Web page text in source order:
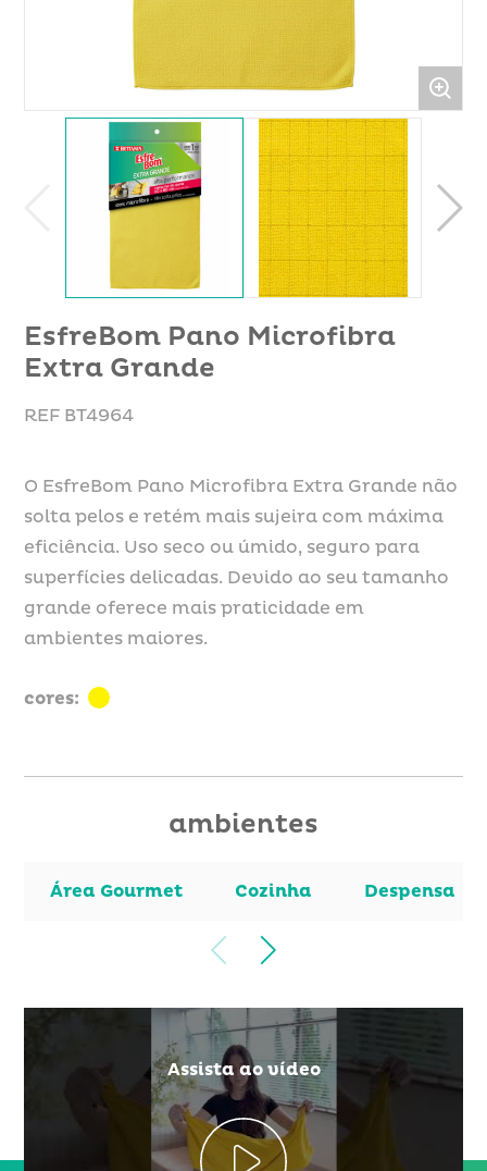
EsfreBom Pano Microfibra
Extra Grande
REF BT4964
O EsfreBom Pano Microfibra Extra Grande não
solta pelos e retém mais sujeira com máxima
eficiência. Uso seco ou úmido, seguro para
superfícies delicadas. Devido ao seu tamanho
grande oferece mais praticidade em
ambientes maiores.
cores:
ambientes
Área Gourmet Cozinha Despensa